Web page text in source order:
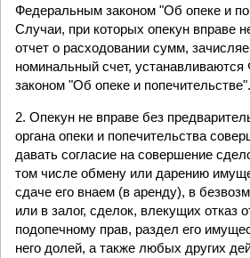
Федеральным законом "Об опеке и
Случаи, при которых опекун вправе
отчет о расходовании сумм,
номинальный счет,
законом "Об опеке и попечительстве".
2. Опекун не вправе без
органа опеки и попечительства
давать согласие на совершение
том числе обмену или дарению
сдаче его внаем (в аренду), в
или в залог, сделок, влекущих отказ
подопечному прав, раздел его
него долей, а также любых других